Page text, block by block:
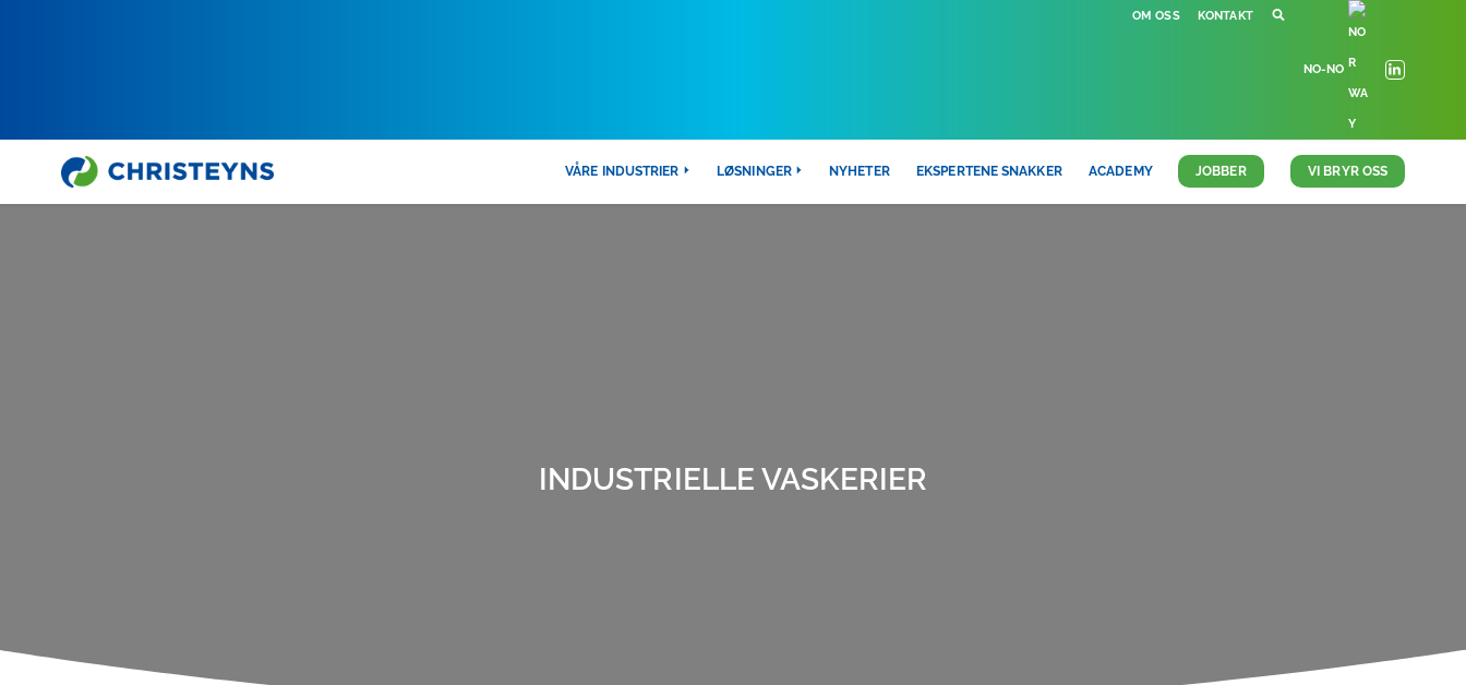
OM OSS KONTAKT
NO-NO
VÅRE INDUSTRIER LØSNINGER NYHETER EKSPERTENE SNAKKER ACADEMY JOBBER VI BRYR OSS
INDUSTRIELLE VASKERIER